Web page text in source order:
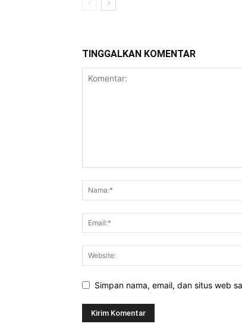
TINGGALKAN KOMENTAR
Simpan nama, email, dan situs web